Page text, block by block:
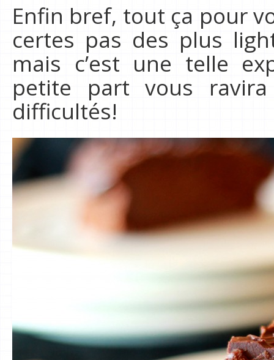
Enfin bref, tout ça pour
certes pas des plus
mais c’est une telle
petite part vous
difficultés!